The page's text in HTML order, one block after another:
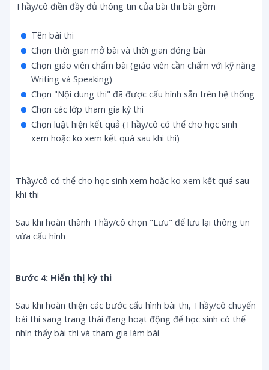
Thầy/cô điền đầy đủ thông tin của bài thi bài gồm
Tên bài thi
Chọn thời gian mở bài và thời gian đóng bài
Chọn giáo viên chấm bài (giáo viên cần chấm với kỹ năng
Writing và Speaking)
Chọn "Nội dung thi" đã được cấu hình sẵn trên hệ thống
Chọn các lớp tham gia kỳ thi
Chọn luật hiện kết quả (Thầy/cô có thể cho học sinh
xem hoặc ko xem kết quá sau khi thi)
Thầy/cô có thể cho học sinh xem hoặc ko xem kết quá sau
khi thi
Sau khi hoàn thành Thầy/cô chọn "Lưu" để lưu lại thông tin
vừa cấu hình
Bước 4: Hiển thị kỳ thi
Sau khi hoàn thiện các bước cấu hình bài thi, Thầy/cô chuyển
bài thi sang trang thái đang hoạt động để học sinh có thể
nhìn thấy bài thi và tham gia làm bài